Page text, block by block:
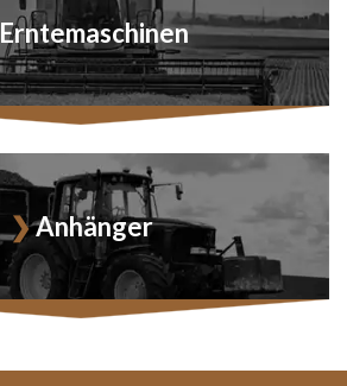
Erntemaschinen
Anhänger